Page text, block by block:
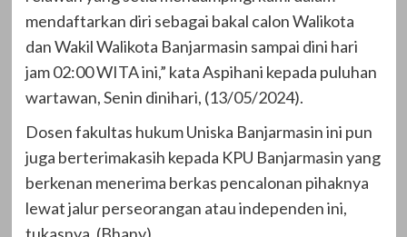
mendaftarkan diri sebagai bakal calon Walikota
dan Wakil Walikota Banjarmasin sampai dini hari
jam 02:00 WITA ini,” kata Aspihani kepada puluhan
wartawan, Senin dinihari, (13/05/2024).
Dosen fakultas hukum Uniska Banjarmasin ini pun
juga berterimakasih kepada KPU Banjarmasin yang
berkenan menerima berkas pencalonan pihaknya
lewat jalur perseorangan atau independen ini,